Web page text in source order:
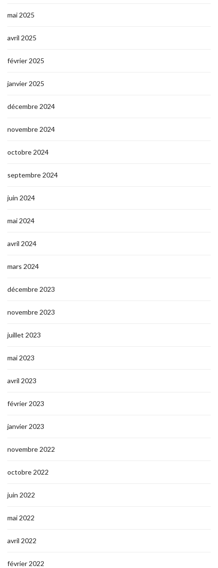
mai 2025
avril 2025
février 2025
janvier 2025
décembre 2024
novembre 2024
octobre 2024
septembre 2024
juin 2024
mai 2024
avril 2024
mars 2024
décembre 2023
novembre 2023
juillet 2023
mai 2023
avril 2023
février 2023
janvier 2023
novembre 2022
octobre 2022
juin 2022
mai 2022
avril 2022
février 2022